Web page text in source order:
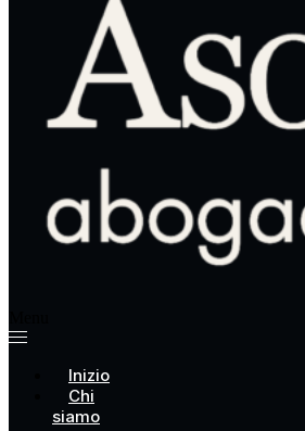
Inizio
Chi
siamo